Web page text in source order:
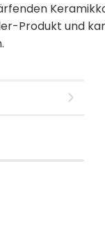
Produkt und